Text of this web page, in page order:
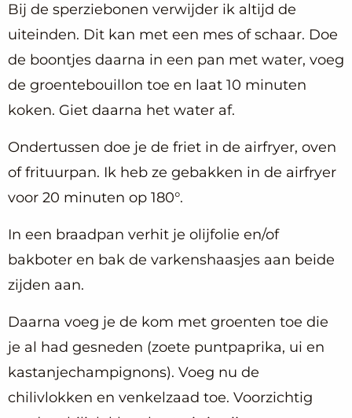
Bij de sperziebonen verwijder ik altijd de
uiteinden. Dit kan met een mes of schaar. Doe
de boontjes daarna in een pan met water, voeg
de groentebouillon toe en laat 10 minuten
koken. Giet daarna het water af.
Ondertussen doe je de friet in de airfryer, oven
of frituurpan. Ik heb ze gebakken in de airfryer
voor 20 minuten op 180°.
In een braadpan verhit je olijfolie en/of
bakboter en bak de varkenshaasjes aan beide
zijden aan.
Daarna voeg je de kom met groenten toe die
je al had gesneden (zoete puntpaprika, ui en
kastanjechampignons). Voeg nu de
chilivlokken en venkelzaad toe. Voorzichtig